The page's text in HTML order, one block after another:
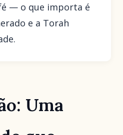
— o que importa é
e a Torah
Uma